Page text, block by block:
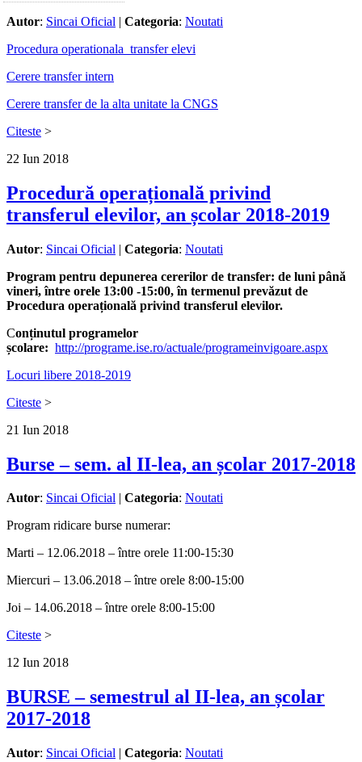
Autor: Sincai Oficial | Categoria: Noutati
Procedura operationala_transfer elevi
Cerere transfer intern
Cerere transfer de la alta unitate la CNGS
Citeste >
22 Iun 2018
Procedură operațională privind
transferul elevilor, an școlar 2018-2019
Autor: Sincai Oficial | Categoria: Noutati
Program pentru depunerea cererilor de transfer: de luni până
vineri, între orele 13:00 -15:00, în termenul prevăzut de
Procedura operațională privind transferul elevilor.
Conținutul programelor
școlare: http://programe.ise.ro/actuale/programeinvigoare.aspx
Locuri libere 2018-2019
Citeste >
21 Iun 2018
Burse – sem. al II-lea, an școlar 2017-2018
Autor: Sincai Oficial | Categoria: Noutati
Program ridicare burse numerar:
Marti – 12.06.2018 – între orele 11:00-15:30
Miercuri – 13.06.2018 – între orele 8:00-15:00
Joi – 14.06.2018 – între orele 8:00-15:00
Citeste >
12 Iun 2018
BURSE – semestrul al II-lea, an școlar
2017-2018
Autor: Sincai Oficial | Categoria: Noutati